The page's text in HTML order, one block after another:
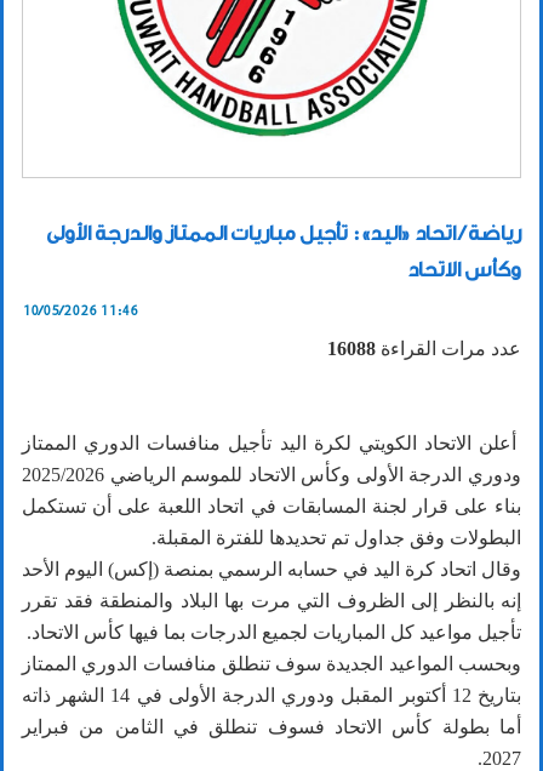
رياضة / اتحاد «اليد»: تأجيل مباريات الممتاز والدرجة الأولى
وكأس الاتحاد
10/05/2026 11:46
عدد مرات القراءة 16088
أعلن الاتحاد الكويتي لكرة اليد تأجيل منافسات الدوري الممتاز
ودوري الدرجة الأولى وكأس الاتحاد للموسم الرياضي 2025/2026
بناء على قرار لجنة المسابقات في اتحاد اللعبة على أن تستكمل
البطولات وفق جداول تم تحديدها للفترة المقبلة.
وقال اتحاد كرة اليد في حسابه الرسمي بمنصة (إكس) اليوم الأحد
إنه بالنظر إلى الظروف التي مرت بها البلاد والمنطقة فقد تقرر
تأجيل مواعيد كل المباريات لجميع الدرجات بما فيها كأس الاتحاد.
وبحسب المواعيد الجديدة سوف تنطلق منافسات الدوري الممتاز
بتاريخ 12 أكتوبر المقبل ودوري الدرجة الأولى في 14 الشهر ذاته
أما بطولة كأس الاتحاد فسوف تنطلق في الثامن من فبراير
2027.